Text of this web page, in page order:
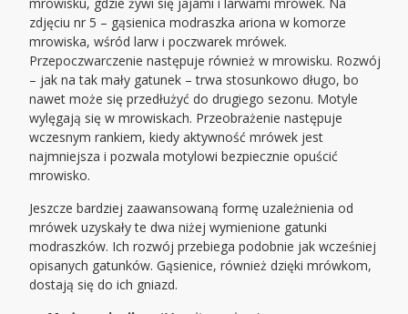
mrowisku, gdzie żywi się jajami i larwami mrówek. Na
zdjęciu nr 5 – gąsienica modraszka ariona w komorze
mrowiska, wśród larw i poczwarek mrówek.
Przepoczwarczenie następuje również w mrowisku. Rozwój
– jak na tak mały gatunek – trwa stosunkowo długo, bo
nawet może się przedłużyć do drugiego sezonu. Motyle
wylęgają się w mrowiskach. Przeobrażenie następuje
wczesnym rankiem, kiedy aktywność mrówek jest
najmniejsza i pozwala motylowi bezpiecznie opuścić
mrowisko.
Jeszcze bardziej zaawansowaną formę uzależnienia od
mrówek uzyskały te dwa niżej wymienione gatunki
modraszków. Ich rozwój przebiega podobnie jak wcześniej
opisanych gatunków. Gąsienice, również dzięki mrówkom,
dostają się do ich gniazd.